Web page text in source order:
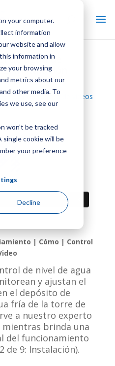
your computer.
information
website and allow
information in
your browsing
metrics about our
other media. To
we use, see our
won’t be tracked
cookie will be
your preference
Decline
agua de
instalación
a la biblioteca de vídeos
| Cómo | Control
de nivel de agua
y ajustan el
el depósito de
fría de la torre de
a nuestro experto
brinda una
del funcionamiento
de 9: Instalación).